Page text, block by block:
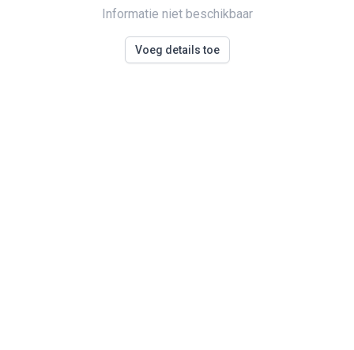
Informatie niet beschikbaar
Voeg details toe